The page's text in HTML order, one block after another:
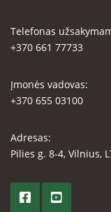
Telefonas
+370 661 77733
Įmonės vadovas:
+370 655 03100
Adresas:
Pilies g. 8-4, Vilnius,